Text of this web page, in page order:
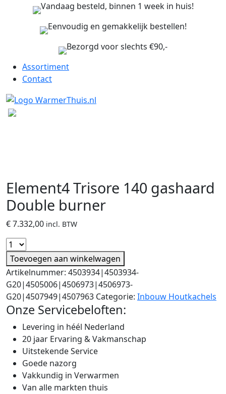
Vandaag besteld, binnen 1 week in huis!
Eenvoudig en gemakkelijk bestellen!
Bezorgd voor slechts €90,-
Assortiment
Contact
Element4 Trisore 140 gashaard
Double burner
€7.332,00 incl. BTW
Toevoegen aan winkelwagen
Artikelnummer: 4503934|4503934-
G20|4505006|4506973|4506973-
G20|4507949|4507963 Categorie: Inbouw Houtkachels
Onze Servicebeloften:
Levering in héél Nederland
20 jaar Ervaring & Vakmanschap
Uitstekende Service
Goede nazorg
Vakkundig in Verwarmen
Van alle markten thuis